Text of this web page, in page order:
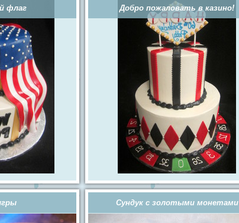
флаг Добро пожаловать в казино!
Сундук с золотыми монетами